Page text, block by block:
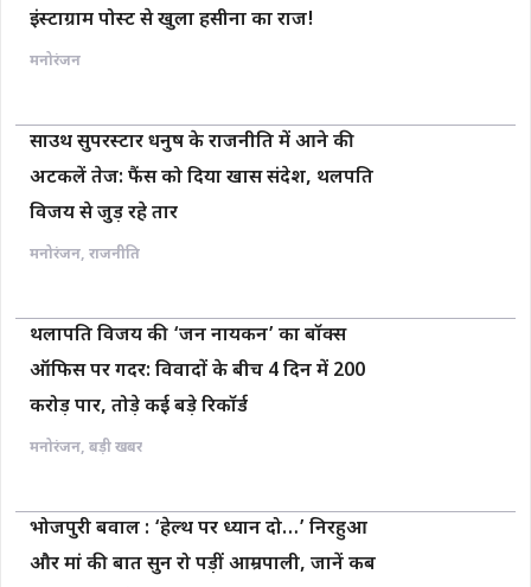
इंस्टाग्राम पोस्ट से खुला हसीना का राज!
मनोरंजन
साउथ सुपरस्टार धनुष के राजनीति में आने की
अटकलें तेज: फैंस को दिया खास संदेश, थलपति
विजय से जुड़ रहे तार
मनोरंजन, राजनीति
थलापति विजय की ‘जन नायकन’ का बॉक्स
ऑफिस पर गदर: विवादों के बीच 4 दिन में 200
करोड़ पार, तोड़े कई बड़े रिकॉर्ड
मनोरंजन, बड़ी खबर
भोजपुरी बवाल : ‘हेल्थ पर ध्यान दो…’ निरहुआ
और मां की बात सुन रो पड़ीं आम्रपाली, जानें कब